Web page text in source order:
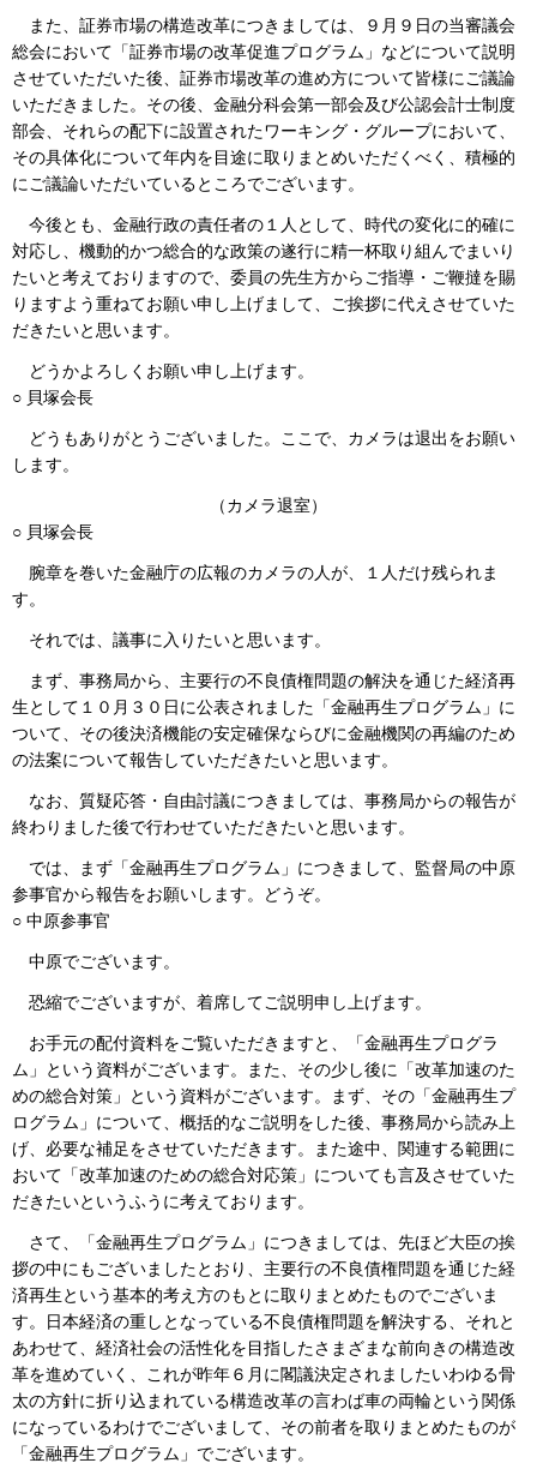
また、証券市場の構造改革につきましては、９月９日の当審議会
総会において「証券市場の改革促進プログラム」などについて説明
させていただいた後、証券市場改革の進め方について皆様にご議論
いただきました。その後、金融分科会第一部会及び公認会計士制度
部会、それらの配下に設置されたワーキング・グループにおいて、
その具体化について年内を目途に取りまとめいただくべく、積極的
にご議論いただいているところでございます。
今後とも、金融行政の責任者の１人として、時代の変化に的確に
対応し、機動的かつ総合的な政策の遂行に精一杯取り組んでまいり
たいと考えておりますので、委員の先生方からご指導・ご鞭撻を賜
りますよう重ねてお願い申し上げまして、ご挨拶に代えさせていた
だきたいと思います。
どうかよろしくお願い申し上げます。
○ 貝塚会長
どうもありがとうございました。ここで、カメラは退出をお願い
します。
（カメラ退室）
○ 貝塚会長
腕章を巻いた金融庁の広報のカメラの人が、１人だけ残られま
す。
それでは、議事に入りたいと思います。
まず、事務局から、主要行の不良債権問題の解決を通じた経済再
生として１０月３０日に公表されました「金融再生プログラム」に
ついて、その後決済機能の安定確保ならびに金融機関の再編のため
の法案について報告していただきたいと思います。
なお、質疑応答・自由討議につきましては、事務局からの報告が
終わりました後で行わせていただきたいと思います。
では、まず「金融再生プログラム」につきまして、監督局の中原
参事官から報告をお願いします。どうぞ。
○ 中原参事官
中原でございます。
恐縮でございますが、着席してご説明申し上げます。
お手元の配付資料をご覧いただきますと、「金融再生プログラ
ム」という資料がございます。また、その少し後に「改革加速のた
めの総合対策」という資料がございます。まず、その「金融再生プ
ログラム」について、概括的なご説明をした後、事務局から読み上
げ、必要な補足をさせていただきます。また途中、関連する範囲に
おいて「改革加速のための総合対応策」についても言及させていた
だきたいというふうに考えております。
さて、「金融再生プログラム」につきましては、先ほど大臣の挨
拶の中にもございましたとおり、主要行の不良債権問題を通じた経
済再生という基本的考え方のもとに取りまとめたものでございま
す。日本経済の重しとなっている不良債権問題を解決する、それと
あわせて、経済社会の活性化を目指したさまざまな前向きの構造改
革を進めていく、これが昨年６月に閣議決定されましたいわゆる骨
太の方針に折り込まれている構造改革の言わば車の両輪という関係
になっているわけでございまして、その前者を取りまとめたものが
「金融再生プログラム」でございます。